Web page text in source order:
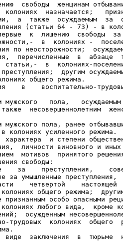
свободы  женщинам
колониях  назначается;
а  также  осуждаемым  за
(статьи 64 - 73) - в
к  лишению  свободы  за
в  колониях -
по неосторожности;
перечисленные  в  абзаце
статьи,-  в  колониях-
преступления;  другим
в    воспитательно-
мужского   пола,
несовершеннолетним
мужского пола, ранее
характера  и степени
личности виновного и иных
мотивов  принятого
за    преступления,
за умышленные
четвертой
колониях общего режима;
особо опасными
колониях любого вида,  кроме
осужденным
трудовых  колониях  общего
виде  заключения  в  тюрьме